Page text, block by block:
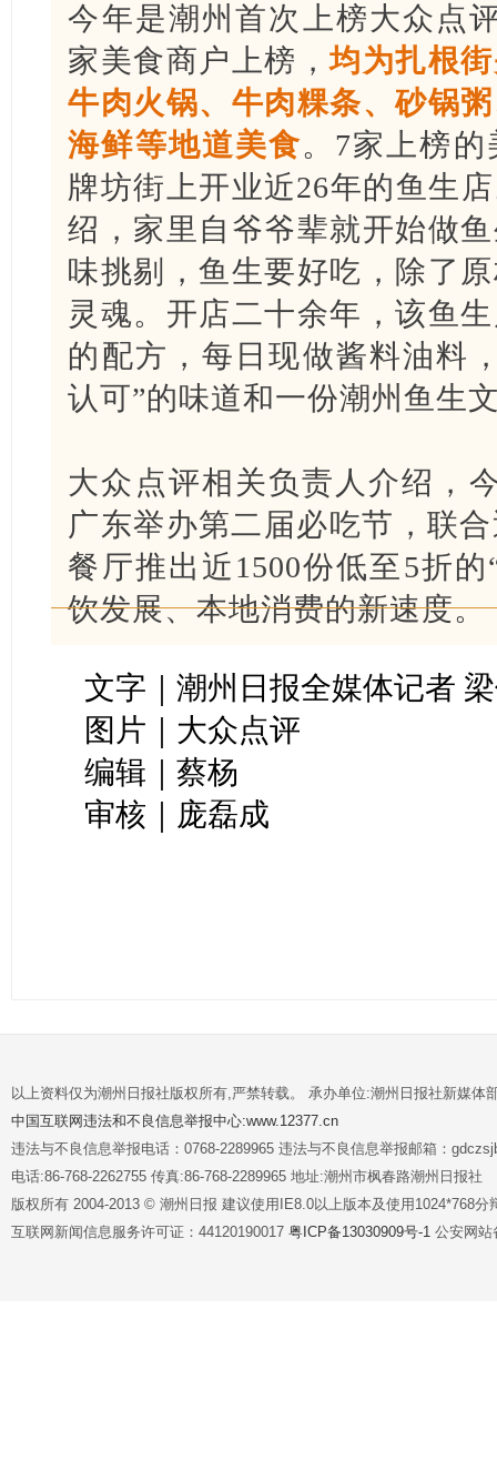
今年是潮州首次上榜大众点
家美食商户上榜，均为扎根
牛肉火锅、牛肉粿条、砂锅
海鲜等地道美食。7家上榜
牌坊街上开业近26年的鱼生
绍，家里自爷爷辈就开始做
味挑剔，鱼生要好吃，除了
灵魂。开店二十余年，该鱼
的配方，每日现做酱料油料
认可”的味道和一份潮州鱼生
大众点评相关负责人介绍，
广东举办第二届必吃节，联
餐厅推出近1500份低至5折
饮发展、本地消费的新速度。
文字｜潮州日报全媒体记者
图片｜大众点评
编辑｜蔡杨
审核｜庞磊成
以上资料仅为潮州日报社版权所有,严禁转载。 承办单位:潮州日报社新媒体
中国互联网违法和不良信息举报中心:www.12377.cn
违法与不良信息举报电话：0768-2289965 违法与不良信息举报邮箱：
电话:86-768-2262755 传真:86-768-2289965 地址:潮州市枫春路潮州日报社
版权所有 2004-2013 © 潮州日报 建议使用IE8.0以上版本及使用1024*768分
互联网新闻信息服务许可证：44120190017 粤ICP备13030909号-1 公安网站